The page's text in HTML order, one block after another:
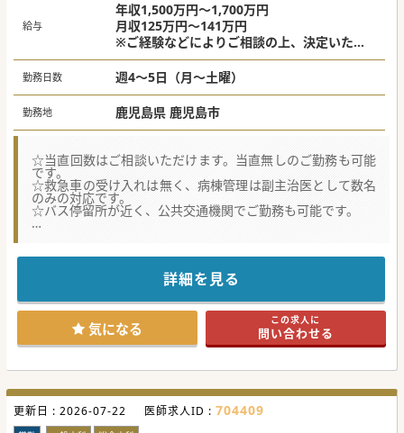
給与
年収1,500万円～1,700万円
月収125万円～141万円
※ご経験などによりご相談の上、決定いたし
ます。
≪目安≫
週4日の場合 年収1,500万円～
週5日勤務の場合 年収1,600万円～
※当直料（祝日の日直料）は年収に含みま
勤務日数 週4～5日（月～土曜）
勤務地 鹿児島県 鹿児島市
☆当直回数はご相談いただけます。当直無しのご勤務も可能
です。
☆救急車の受け入れは無く、病棟管理は副主治医として数名
のみの対応です。
☆バス停留所が近く、公共交通機関でご勤務も可能です。
マイカー通勤も可能ですが、最寄りバス停からは徒歩5分程
度の立地にありますので
公共交通機関での通勤も便利です。
外部からの先生のサポートも入っている病院ですので、比較
的メリハリのあるご勤務が可能です。
若手の方からベテランの方まで、ご検討いただきやすい求人
でございますので、
ぜひ一度ご検討くださいませ！
#春入職可 #秋入職可
詳細を見る
気になる この求人に
問い合わせる
更新日 : 2026-07-22 医師求人ID : 704409